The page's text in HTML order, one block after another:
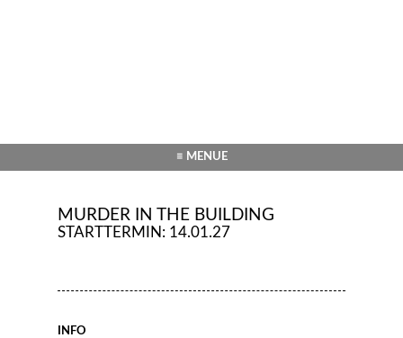
≡ MENUE
MURDER IN THE BUILDING
STARTTERMIN: 14.01.27
INFO